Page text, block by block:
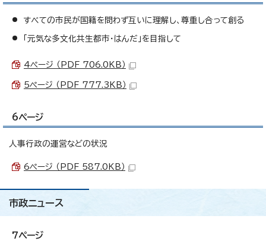
すべての市民が国籍を問わず互いに理解し、尊重し合って創る
「元気な多文化共生都市・はんだ」を目指して
4ページ （PDF 706.0KB）
5ページ （PDF 777.3KB）
6ページ
人事行政の運営などの状況
6ページ （PDF 587.0KB）
市政ニュース
7ページ